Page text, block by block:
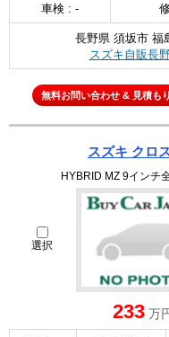
車検 : -
長野県 須坂市 福
スズキ自販長
無料お問い合わせ & 見積もり
スズキ クロ
HYBRID MZ 9インチ
選択
233 万